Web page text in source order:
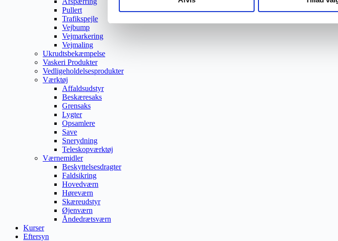
Pullert
Trafikspejle
Vejbump
Vejmarkering
Vejmaling
Ukrudtsbekæmpelse
Vaskeri Produkter
Vedligeholdelsesprodukter
Værktøj
Affaldsudstyr
Beskæresaks
Grensaks
Lygter
Opsamlere
Save
Snerydning
Teleskopværktøj
Værnemidler
Beskyttelsesdragter
Faldsikring
Hovedværn
Høreværn
Skæreudstyr
Øjenværn
Åndedrætsværn
Kurser
Eftersyn